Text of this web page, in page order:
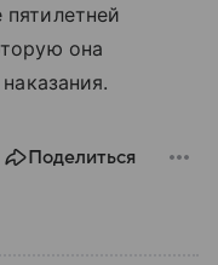
она
Поделиться